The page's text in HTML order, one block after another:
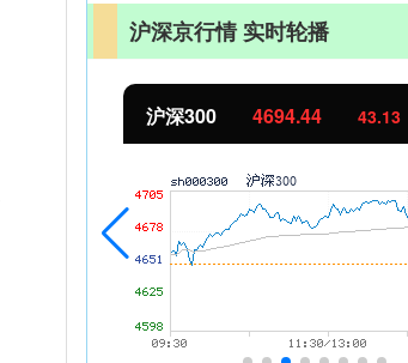
沪深京行情 实时轮播
北证50 1134.24 11.37